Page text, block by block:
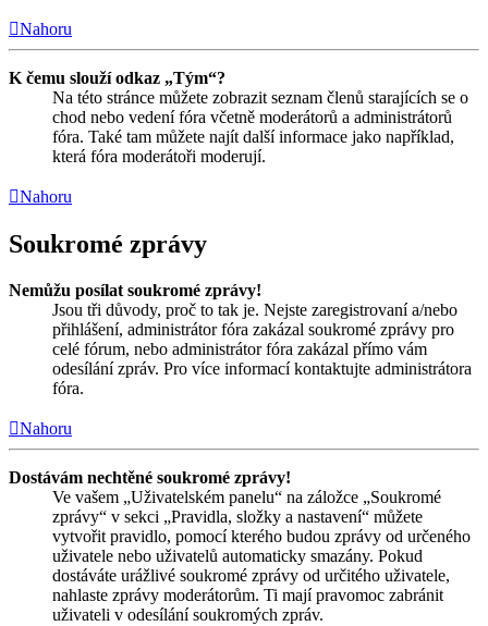
Nahoru
K čemu slouží odkaz „Tým“?
Na této stránce můžete zobrazit seznam členů starajících se o
chod nebo vedení fóra včetně moderátorů a administrátorů
fóra. Také tam můžete najít další informace jako například,
která fóra moderátoři moderují.
Nahoru
Soukromé zprávy
Nemůžu posílat soukromé zprávy!
Jsou tři důvody, proč to tak je. Nejste zaregistrovaní a/nebo
přihlášení, administrátor fóra zakázal soukromé zprávy pro
celé fórum, nebo administrátor fóra zakázal přímo vám
odesílání zpráv. Pro více informací kontaktujte administrátora
fóra.
Nahoru
Dostávám nechtěné soukromé zprávy!
Ve vašem „Uživatelském panelu“ na záložce „Soukromé
zprávy“ v sekci „Pravidla, složky a nastavení“ můžete
vytvořit pravidlo, pomocí kterého budou zprávy od určeného
uživatele nebo uživatelů automaticky smazány. Pokud
dostáváte urážlivé soukromé zprávy od určitého uživatele,
nahlaste zprávy moderátorům. Ti mají pravomoc zabránit
uživateli v odesílání soukromých zpráv.